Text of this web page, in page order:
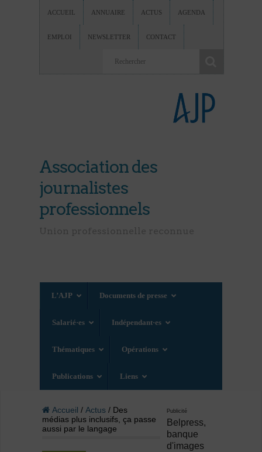
ACCUEIL ANNUAIRE ACTUS AGENDA
EMPLOI NEWSLETTER CONTACT
Association des
journalistes
professionnels
L’AJP Documents de presse
Salarié·es Indépendant·es
Thématiques Opérations
Publications Liens
Accueil / Actus/ Des
médias plus inclusifs, ça passe
aussi par le langage
Publicité
Belpress,
banque
d'images